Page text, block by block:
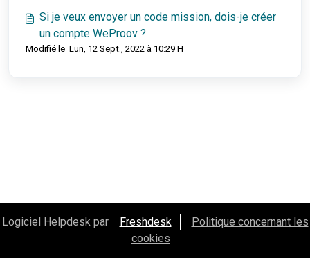
Si je veux envoyer un code mission, dois-je créer
un compte WeProov ?
Modifié le Lun, 12 Sept., 2022 à 10:29 H
Logiciel Helpdesk par Freshdesk
Politique concernant les
cookies